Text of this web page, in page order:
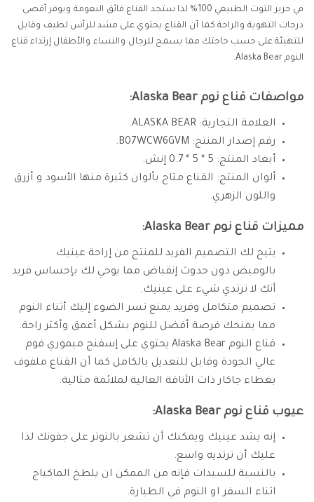
في حرير التوت الطبيعي 100% لذا ستجد القناع فائق النعومة ويوفر أقصى
درجات التهوية والراحة كما أن القناع يحتوي على مشد للرأس لطيف وقابل
للتهيئة على حسب حاجتك مما يسمح للرجال والنساء والأطفال إرتداء قناع
النوم Alaska Bear.
مواصفات قناع نوم Alaska Bear:
العلامة التجارية: ALASKA BEAR.
رقم إصدار المنتج: B07WCW6GVM.
أبعاد المنتج: 5 * 5 * 0.7 إنش.
ألوان المنتج: القناع متاح بألوان كثيرة منها الأسود و أزرق
واللون الزهري.
مميزات قناع نوم Alaska Bear:
يتيح لك التصميم الفريد للمنتج من إراحة عينيك
بالوميض دون حدوث إنقباض مما يوحي لك بإحساس فريد
أنك لا ترتدي شيء على عينيك.
تصميم متكامل وفريد يمنع تسر الضوء إليك أثناء النوم
مما يمنحك فرصة أفضل للنوم بشكل أعمق وأكثر راحة.
قناع النوم Alaska Bear يحتوي على إسفنج ميموري فوم
عالي الجودة وقابل للتعديل بالكامل كما أن القناع ملفوف
بغطاء جاكار ذات الأناقة العالية لملائمة مثالية.
عيوب قناع نوم Alaska Bear:
إنه يشد عينيك ويمكنك أن تشعر بالتوتر على جفونك لذا
عليك أن ترتديه واسع.
بالنسبة للسيدات فإنه من الممكن ان يلطخ الماكياج
اثناء السفر او النوم في الطيارة.